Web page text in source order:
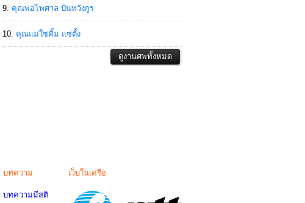
คุณพ่อไพศาล ปันทวังกูร
คุณแม่ใซคิ้ม แซ่ตั้ง
บทความ
บทความมีสติ
เว็บในเครือ